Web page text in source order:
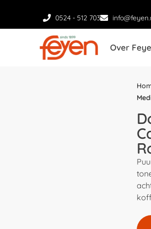
0524 - 512 703
Over